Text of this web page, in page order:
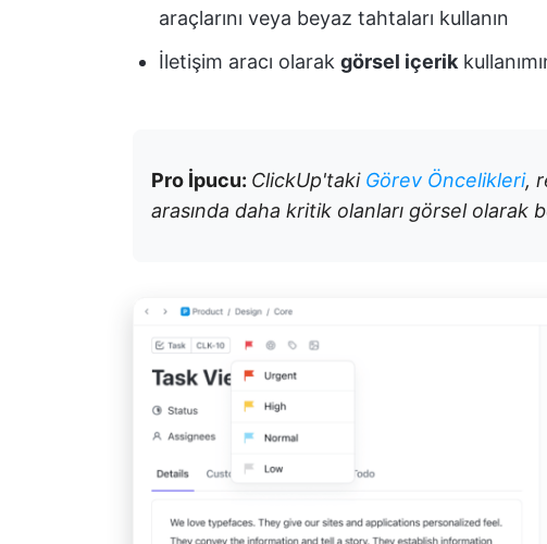
araçlarını veya beyaz tahtaları kullanın
İletişim aracı olarak görsel içerik
Pro İpucu: ClickUp'taki Görev Öncelikleri,
arasında daha kritik olanları görsel olarak